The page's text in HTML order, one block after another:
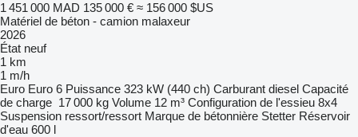
1 451 000 MAD 135 000 € ≈ 156 000 $US
Matériel de béton - camion malaxeur
2026
État neuf
1 km
1 m/h
Euro Euro 6 Puissance 323 kW (440 ch) Carburant diesel Capacité
de charge 17 000 kg Volume 12 m³ Configuration de l'essieu 8x4
Suspension ressort/ressort Marque de bétonnière Stetter Réservoir
d'eau 600 l